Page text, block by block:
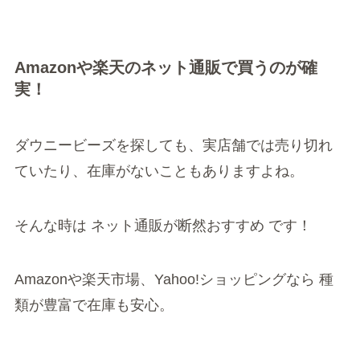
Amazonや楽天のネット通販で買うのが確
実！
ダウニービーズを探しても、実店舗では売り切れ
ていたり、在庫がないこともありますよね。
そんな時は ネット通販が断然おすすめ です！
Amazonや楽天市場、Yahoo!ショッピングなら 種
類が豊富で在庫も安心。